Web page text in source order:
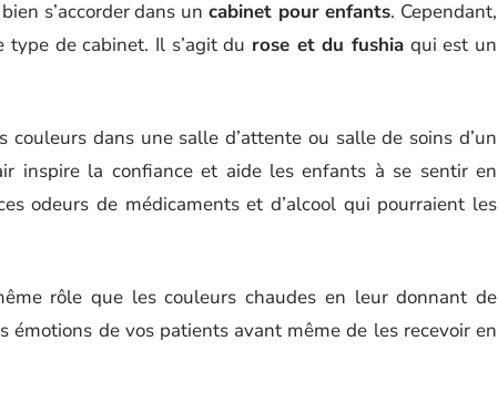
s’accorder dans un cabinet pour enfants. Cependant,
de cabinet. Il s’agit du rose et du fushia qui est un
couleurs dans une salle d’attente ou salle de soins d’un
inspire la confiance et aide les enfants à se sentir en
odeurs de médicaments et d’alcool qui pourraient les
rôle que les couleurs chaudes en leur donnant de
émotions de vos patients avant même de les recevoir en